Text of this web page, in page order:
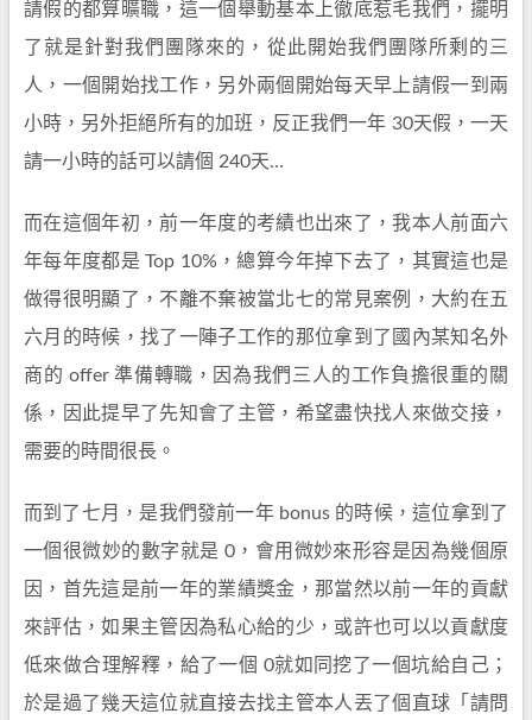
請假的都算曠職，這一個舉動基本上徹底惹毛我們，擺明
了就是針對我們團隊來的，從此開始我們團隊所剩的三
人，一個開始找工作，另外兩個開始每天早上請假一到兩
小時，另外拒絕所有的加班，反正我們一年 30天假，一天
請一小時的話可以請個 240天…
而在這個年初，前一年度的考績也出來了，我本人前面六
年每年度都是 Top 10%，總算今年掉下去了，其實這也是
做得很明顯了，不離不棄被當北七的常見案例，大約在五
六月的時候，找了一陣子工作的那位拿到了國內某知名外
商的 offer 準備轉職，因為我們三人的工作負擔很重的關
係，因此提早了先知會了主管，希望盡快找人來做交接，
需要的時間很長。
而到了七月，是我們發前一年 bonus 的時候，這位拿到了
一個很微妙的數字就是 0，會用微妙來形容是因為幾個原
因，首先這是前一年的業績獎金，那當然以前一年的貢獻
來評估，如果主管因為私心給的少，或許也可以以貢獻度
低來做合理解釋，給了一個 0就如同挖了一個坑給自己；
於是過了幾天這位就直接去找主管本人丟了個直球「請問